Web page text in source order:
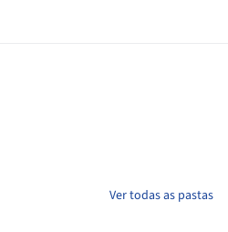
Ver todas as pastas